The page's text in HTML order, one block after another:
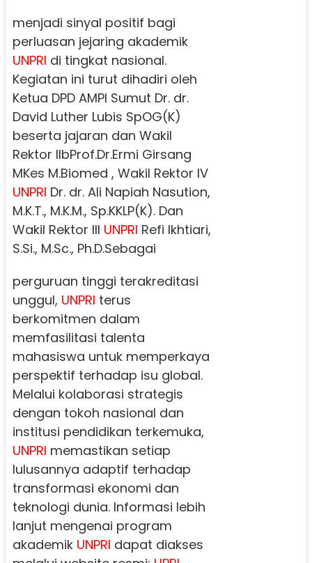
menjadi sinyal positif bagi
perluasan jejaring akademik
UNPRI di tingkat nasional.
Kegiatan ini turut dihadiri oleh
Ketua DPD AMPI Sumut Dr. dr.
David Luther Lubis SpOG(K)
beserta jajaran dan Wakil
Rektor IIbProf.Dr.Ermi Girsang
MKes M.Biomed , Wakil Rektor IV
UNPRI Dr. dr. Ali Napiah Nasution,
M.K.T., M.K.M., Sp.KKLP(K). Dan
Wakil Rektor III UNPRI Refi Ikhtiari,
S.Si., M.Sc., Ph.D.Sebagai
perguruan tinggi terakreditasi
unggul, UNPRI terus
berkomitmen dalam
memfasilitasi talenta
mahasiswa untuk memperkaya
perspektif terhadap isu global.
Melalui kolaborasi strategis
dengan tokoh nasional dan
institusi pendidikan terkemuka,
UNPRI memastikan setiap
lulusannya adaptif terhadap
transformasi ekonomi dan
teknologi dunia. Informasi lebih
lanjut mengenai program
akademik UNPRI dapat diakses